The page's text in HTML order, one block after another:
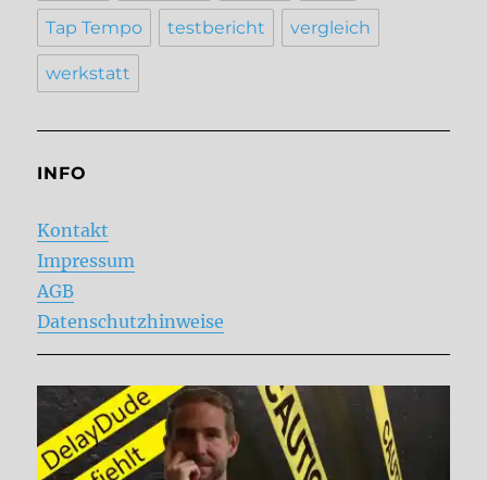
Tap Tempo testbericht vergleich
werkstatt
INFO
Kontakt
Impressum
AGB
Datenschutzhinweise